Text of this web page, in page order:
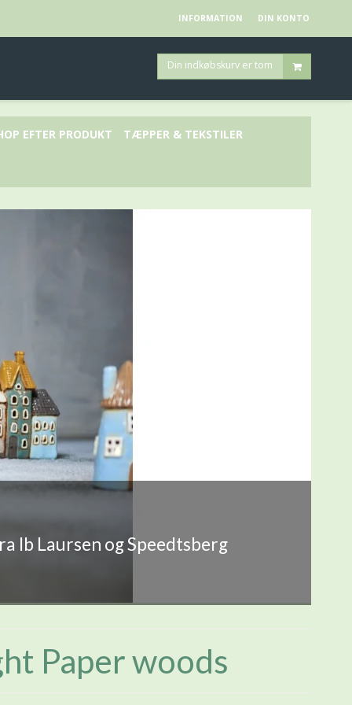
INFORMATION DIN KONTO
Din indkøbskurv er tom
EFTER PRODUKT TÆPPER & TEKSTILER
Ib Laursen og Speedtsberg
Paper woods